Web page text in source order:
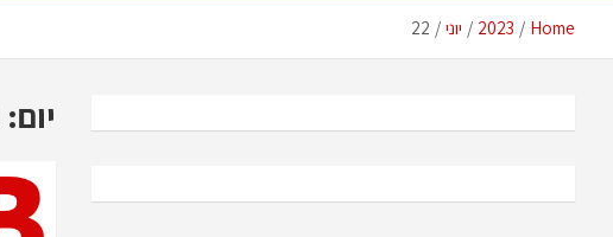
Home
2023 יוני 22
יום: